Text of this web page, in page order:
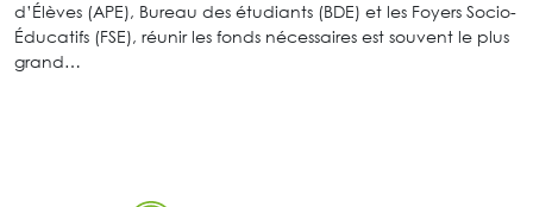
d’Élèves (APE), Bureau des étudiants (BDE) et les Foyers Socio-
Éducatifs (FSE), réunir les fonds nécessaires est souvent le plus
grand…